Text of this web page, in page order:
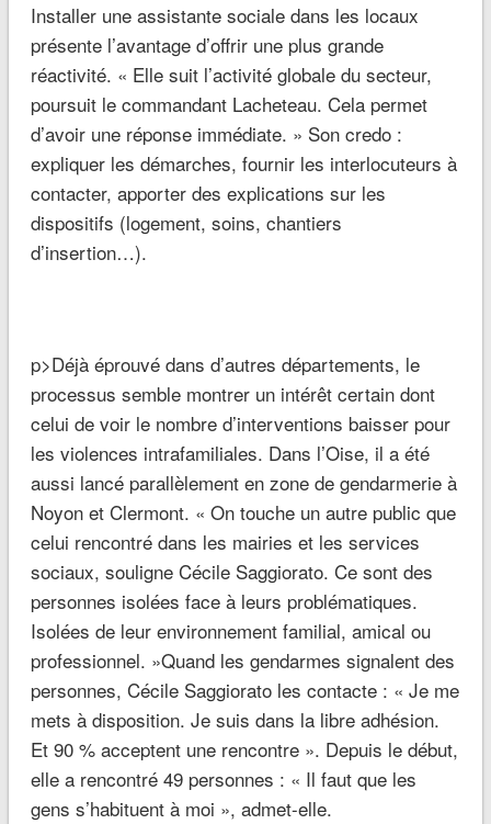
Installer une assistante sociale dans les locaux
présente l’avantage d’offrir une plus grande
réactivité. « Elle suit l’activité globale du secteur,
poursuit le commandant Lacheteau. Cela permet
d’avoir une réponse immédiate. » Son credo :
expliquer les démarches, fournir les interlocuteurs à
contacter, apporter des explications sur les
dispositifs (logement, soins, chantiers
d’insertion…).
p>Déjà éprouvé dans d’autres départements, le
processus semble montrer un intérêt certain dont
celui de voir le nombre d’interventions baisser pour
les violences intrafamiliales. Dans l’Oise, il a été
aussi lancé parallèlement en zone de gendarmerie à
Noyon et Clermont. « On touche un autre public que
celui rencontré dans les mairies et les services
sociaux, souligne Cécile Saggiorato. Ce sont des
personnes isolées face à leurs problématiques.
Isolées de leur environnement familial, amical ou
professionnel. »Quand les gendarmes signalent des
personnes, Cécile Saggiorato les contacte : « Je me
mets à disposition. Je suis dans la libre adhésion.
Et 90 % acceptent une rencontre ». Depuis le début,
elle a rencontré 49 personnes : « Il faut que les
gens s’habituent à moi », admet-elle.